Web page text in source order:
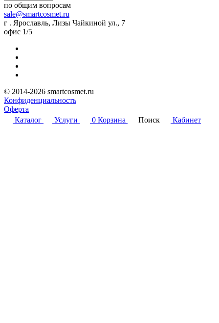
по общим вопросам
sale@smartcosmet.ru
г . Ярославль, Лизы Чайкиной ул., 7
офис 1/5
© 2014-2026 smartcosmet.ru
Конфиденциальность
Оферта
Каталог
Услуги 0 Корзина Поиск Кабинет